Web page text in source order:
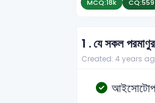
MCQ:18k CQ:559
1 .যে সকল
Created: 4 years
আইসোটোপ